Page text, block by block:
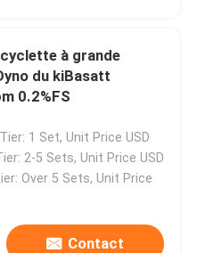
à grande
du kiBasatt
0.2%FS
1 Set, Unit Price USD
2-5 Sets, Unit Price USD
Over 5 Sets, Unit Price
Contact